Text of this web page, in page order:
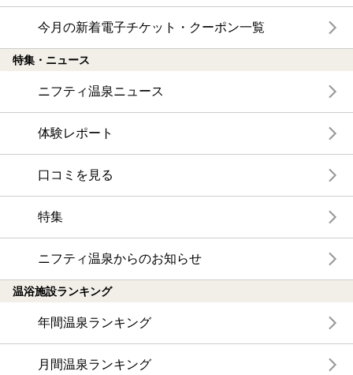
今月の新着電子チケット・クーポン一覧
特集・ニュース
ニフティ温泉ニュース
体験レポート
口コミを見る
特集
ニフティ温泉からのお知らせ
温浴施設ランキング
年間温泉ランキング
月間温泉ランキング